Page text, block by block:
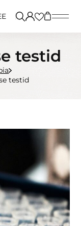
Kärolin
Search
testid
testid